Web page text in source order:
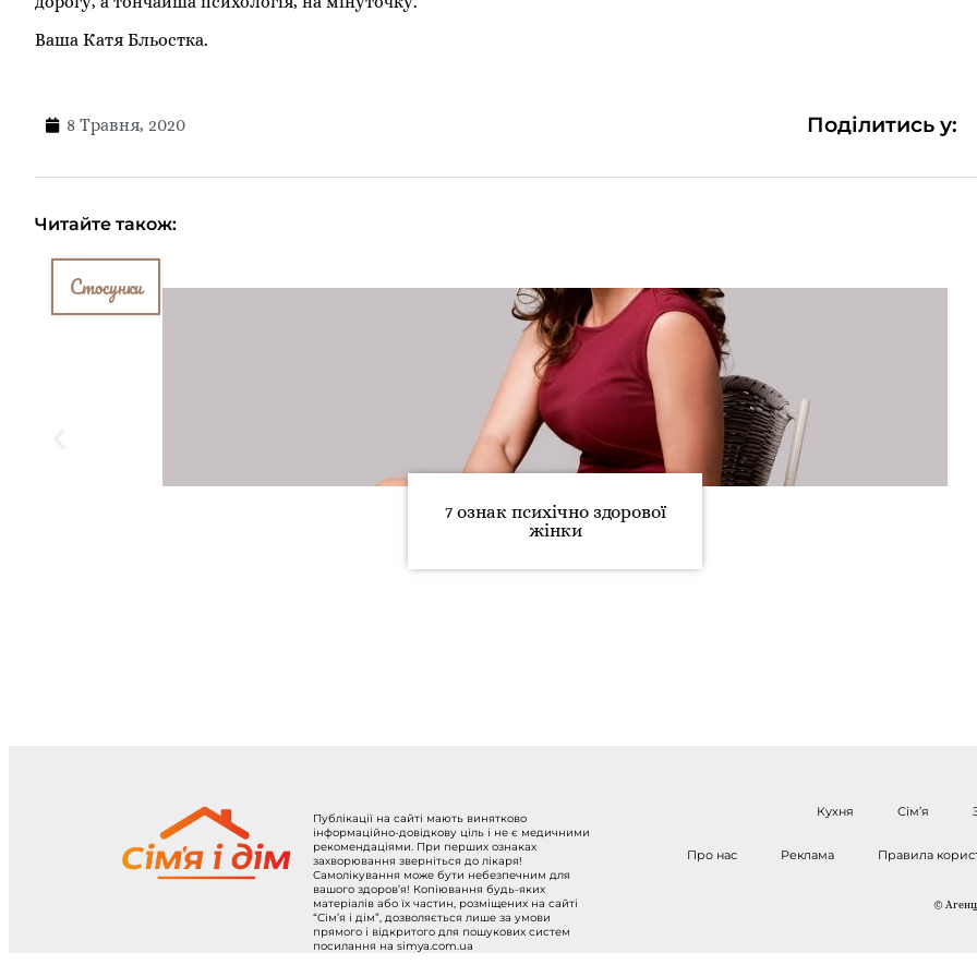
Ваша Катя Бльостка.
8 Травня, 2020 Поділитись у:
Читайте також:
Стосунки
7 ознак психічно здорової
жінки
Публікації на сайті мають винятково
інформаційно-довідкову ціль і не є медичними
рекомендаціями. При перших ознаках
захворювання зверніться до лікаря!
Самолікування може бути небезпечним для
вашого здоров’я! Копіювання будь-яких
матеріалів або їх частин, розміщених на сайті
“Сім’я і дім”, дозволяється лише за умови
прямого і відкритого для пошукових систем
посилання на simya.com.ua
Кухня Сім’я
Про нас Реклама Правила
©